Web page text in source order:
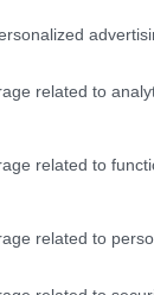
related to
related to
related to
5 ma
“Tua
ha
ma Maria
dieci minuti,